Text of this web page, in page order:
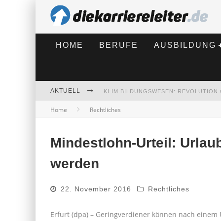
HOME BERUFE AUSBILDUNG
AKTUELL
BEWERBEN 2026: WAS SICH
Home Rechtliches
Mindestlohn-Urteil:
werden
22. November 2016 Rechtliches
Erfurt (dpa) – Geringverdiener können nach